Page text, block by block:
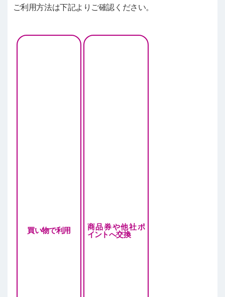
ご利用方法は下記よりご確認ください。
買い物で利用
商品券や他社ポ
イントへ交換